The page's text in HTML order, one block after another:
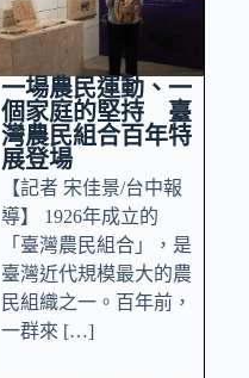
一場農民運動、一
個家庭的堅持 臺
灣農民組合百年特
展登場
【記者 宋佳景/台中報
導】 1926年成立的
「臺灣農民組合」，是
臺灣近代規模最大的農
民組織之一。百年前，
一群來 […]